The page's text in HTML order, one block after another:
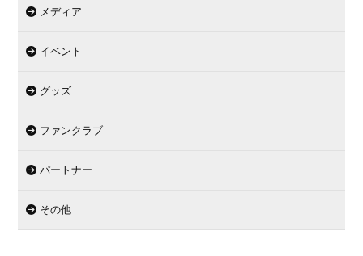
メディア
イベント
グッズ
ファンクラブ
パートナー
その他